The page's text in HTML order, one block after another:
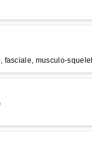
fasciale, musculo-